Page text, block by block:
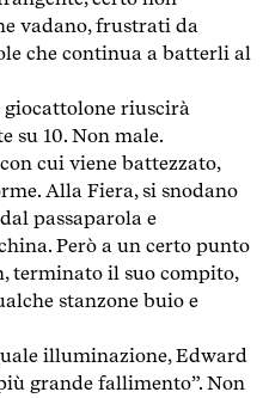
vadano, frustrati da
che continua a batterli al
giocattolone riuscirà
su 10. Non male.
cui viene battezzato,
Alla Fiera, si snodano
passaparola e
Però a un certo punto
terminato il suo compito,
stanzone buio e
illuminazione, Edward
grande fallimento”. Non